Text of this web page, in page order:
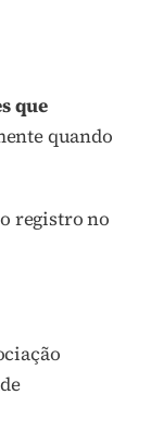
que
quando
registro no